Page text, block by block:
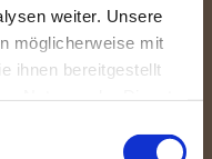
weiter. Unsere
möglicherweise mit
ihnen bereitgestellt